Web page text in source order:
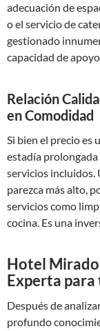
adecuación de
o el servicio de
gestionado
capacidad de
Relación
en Comodidad
Si bien el precio es
estadía
servicios incluidos.
parezca más alto,
servicios como
cocina. Es una
Hotel
Experta para
Después de
profundo